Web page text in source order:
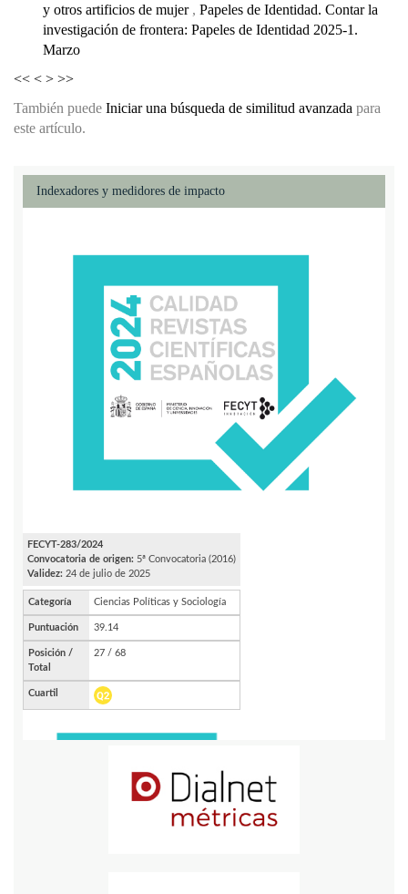
y otros artificios de mujer , Papeles de Identidad. Contar la
investigación de frontera: Papeles de Identidad 2025-1.
Marzo
<< < > >>
También puede Iniciar una búsqueda de similitud avanzada para
este artículo.
Indexadores y medidores de impacto